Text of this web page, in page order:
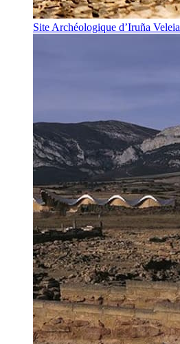
Site Archéologique d’Iruña Veleia